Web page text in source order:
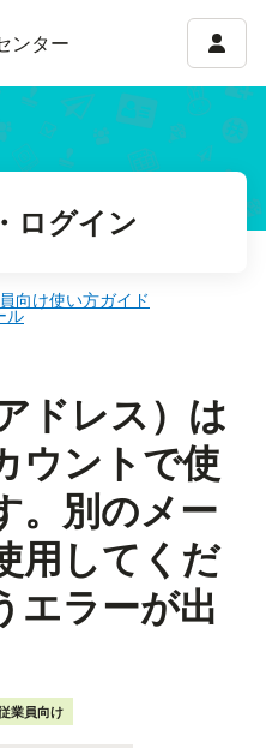
ンター アカ
ログイン
向け使い方ガイド
ル
ドレス）は
ウントで使
。別のメー
用してくだ
エラーが出
業員向け